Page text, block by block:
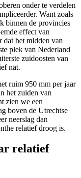
onder te verdelen
Want zoals
binnen de provincies
effect van
het midden van
plek van Nederland
zuidoosten van
nat.
ruim 950 mm per jaar
het zuiden van
zien we een
boven de Utrechtse
neerslag dan
relatief droog is.
relatief